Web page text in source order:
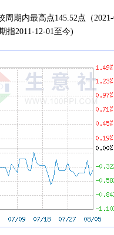
周期内最高点145.52点（
指2011-12-01至今)